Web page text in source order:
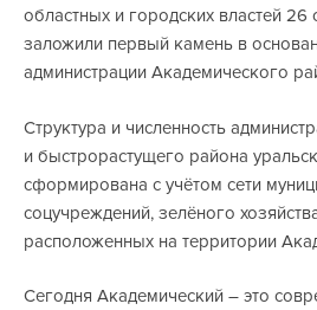
областных и городских властей 26
заложили первый камень в
администрации Академического
Структура и численность
и быстрорастущего района
сформирована с учётом сети
соцучреждений, зелёного
расположенных на территории
Сегодня Академический – это